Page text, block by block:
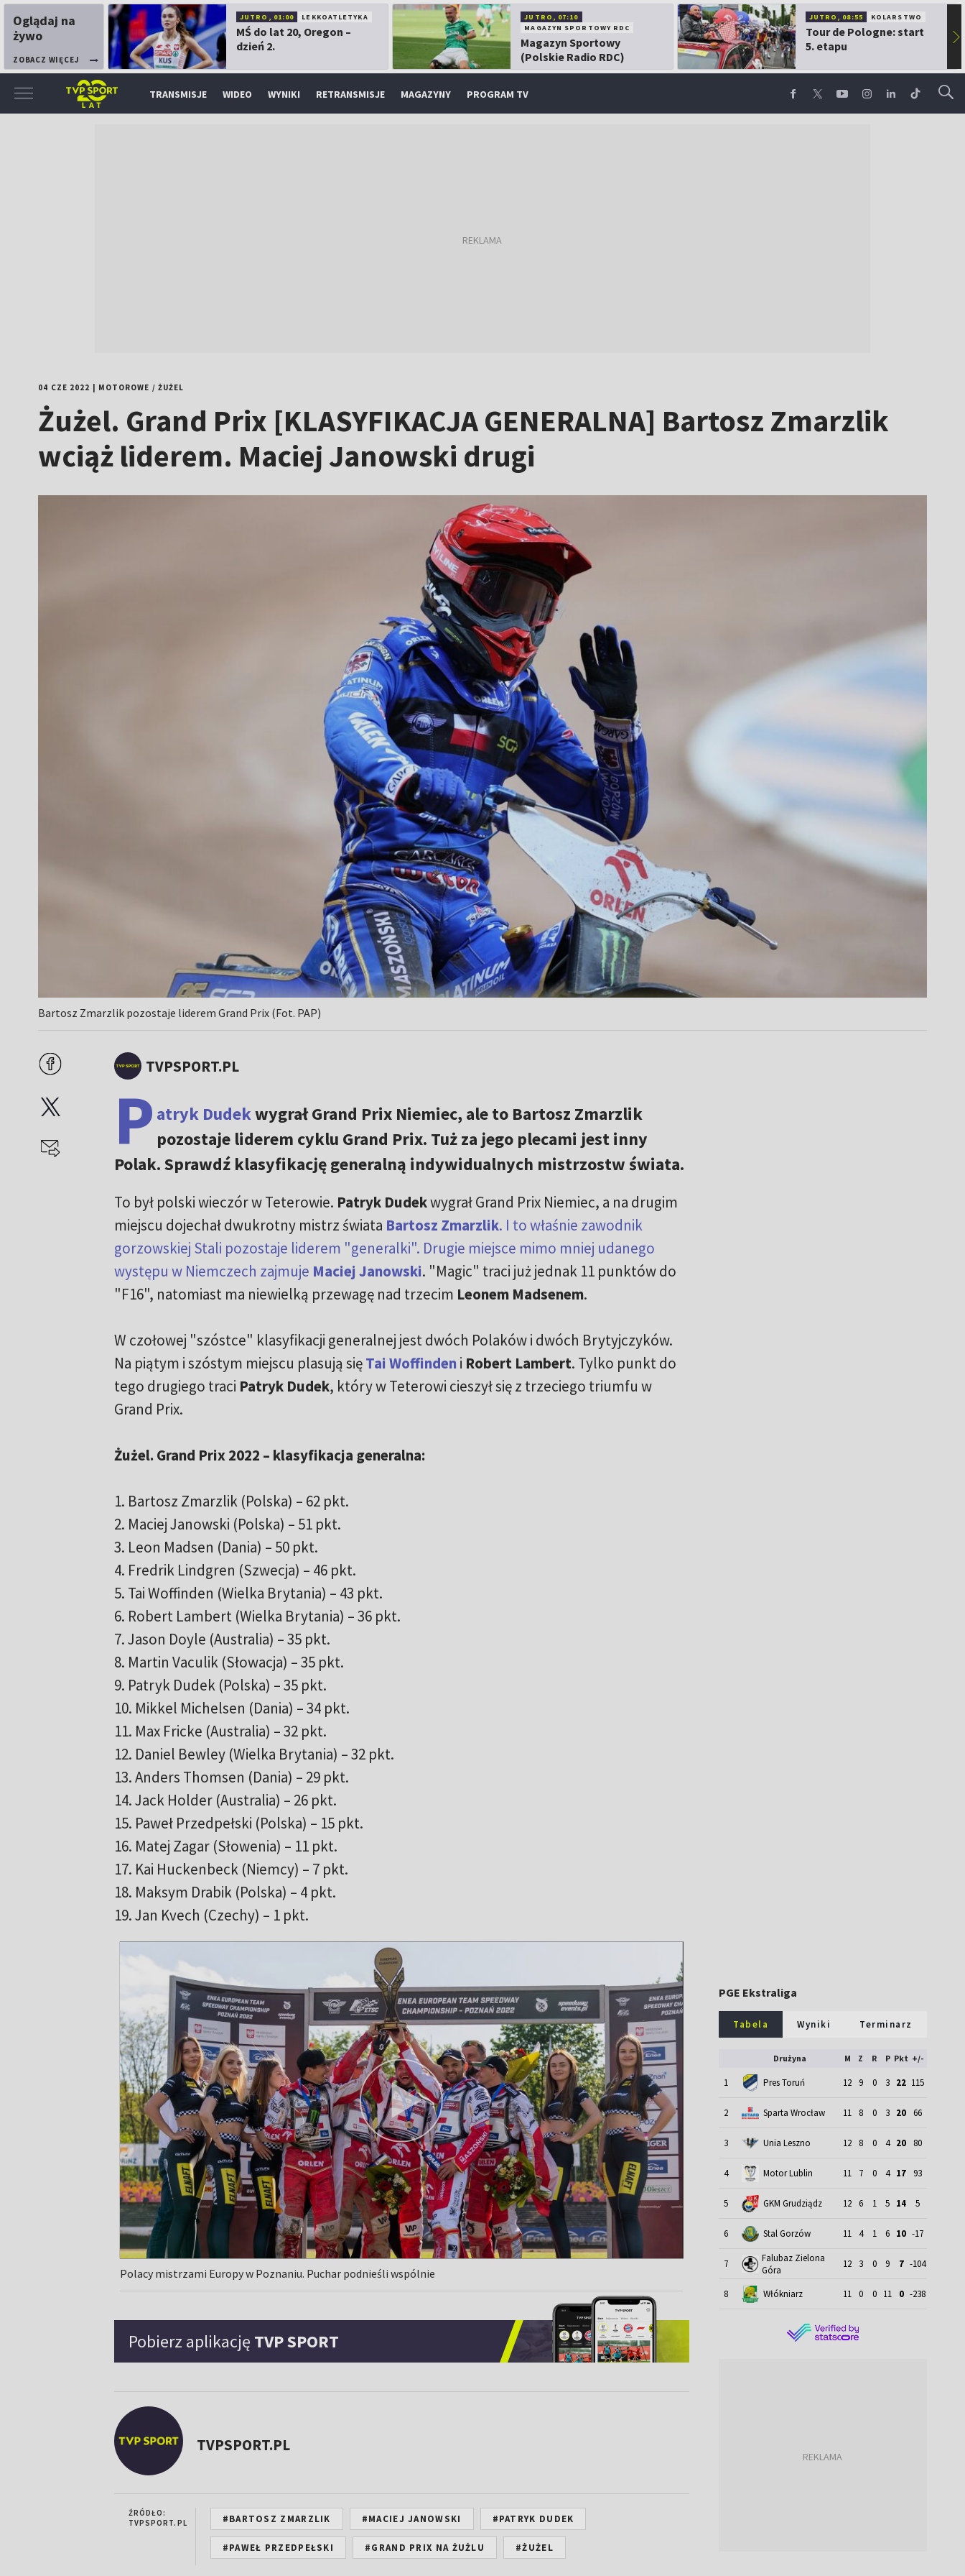
Oglądaj na
żywo
ZOBACZ WIĘCEJ
JUTRO, 01:00 LEKKOATLETYKA
MŚ do lat 20, Oregon –
dzień 2.
JUTRO, 07:10
MAGAZYN SPORTOWY RDC
Magazyn Sportowy
(Polskie Radio RDC)
JUTRO, 08:55 KOLARSTWO
Tour de Pologne: start
5. etapu
▶
TRANSMISJE WIDEO WYNIKI RETRANSMISJE MAGAZYNY PROGRAM TV
04 CZE 2022 MOTOROWE / ŻUŻEL
Żużel. Grand Prix [KLASYFIKACJA GENERALNA] Bartosz Zmarzlik
wciąż liderem. Maciej Janowski drugi
Bartosz Zmarzlik pozostaje liderem Grand Prix (Fot. PAP)
TVPSPORT.PL
P atryk Dudekwygrał Grand Prix Niemiec, ale to Bartosz Zmarzlik
pozostaje liderem cyklu Grand Prix. Tuż za jego plecami jest inny
Polak. Sprawdź klasyfikację generalną indywidualnych mistrzostw świata.
To był polski wieczór w Teterowie. Patryk Dudekwygrał Grand Prix Niemiec, a na drugim
miejscu dojechał dwukrotny mistrz świata Bartosz Zmarzlik. I to właśnie zawodnik
gorzowskiej Stali pozostaje liderem "generalki". Drugie miejsce mimo mniej udanego
występu w Niemczech zajmuje Maciej Janowski. "Magic" traci już jednak 11 punktów do
"F16", natomiast ma niewielką przewagę nad trzecim Leonem Madsenem.
W czołowej "szóstce" klasyfikacji generalnej jest dwóch Polaków i dwóch Brytyjczyków.
Na piątym i szóstym miejscu plasują sięTai Woffinden i Robert Lambert. Tylko punkt do
tego drugiego traci Patryk Dudek, który w Teterowi cieszył się z trzeciego triumfu w
Grand Prix.
Żużel. Grand Prix 2022 – klasyfikacja generalna:
1. Bartosz Zmarzlik (Polska) – 62 pkt.
2. Maciej Janowski (Polska) – 51 pkt.
3. Leon Madsen (Dania) – 50 pkt.
4. Fredrik Lindgren (Szwecja) – 46 pkt.
5. Tai Woffinden (Wielka Brytania) – 43 pkt.
6. Robert Lambert (Wielka Brytania) – 36 pkt.
7. Jason Doyle (Australia) – 35 pkt.
8. Martin Vaculik (Słowacja) – 35 pkt.
9. Patryk Dudek (Polska) – 35 pkt.
10. Mikkel Michelsen (Dania) – 34 pkt.
11. Max Fricke (Australia) – 32 pkt.
12. Daniel Bewley (Wielka Brytania) – 32 pkt.
13. Anders Thomsen (Dania) – 29 pkt.
14. Jack Holder (Australia) – 26 pkt.
15. Paweł Przedpełski (Polska) – 15 pkt.
16. Matej Zagar (Słowenia) – 11 pkt.
17. Kai Huckenbeck (Niemcy) – 7 pkt.
18. Maksym Drabik (Polska) – 4 pkt.
19. Jan Kvech (Czechy) – 1 pkt.
Polacy mistrzami Europy w Poznaniu. Puchar podnieśli wspólnie
Pobierz aplikację TVP SPORT
TVPSPORT.PL
ŹRÓDŁO:
TVPSPORT.PL
#BARTOSZ ZMARZLIK #MACIEJ JANOWSKI #PATRYK DUDEK
#PAWEŁ PRZEDPEŁSKI #GRAND PRIX NA ŻUŻLU #ŻUŻEL
PGE Ekstraliga
Tabela Wyniki Terminarz
Drużyna M Z R P Pkt +/-
1 Pres Toruń 12 9 0 3 22 115
2 Sparta Wrocław 11 8 0 3 20 66
3 Unia Leszno 12 8 0 4 20 80
4 Motor Lublin 11 7 0 4 17 93
5 GKM Grudziądz 12 6 1 5 14 5
6 Stal Gorzów 11 4 1 6 10 -17
7
Falubaz Zielona
Góra
12 3 0 9 7 -104
8 Włókniarz 11 0 0 11 0 -238